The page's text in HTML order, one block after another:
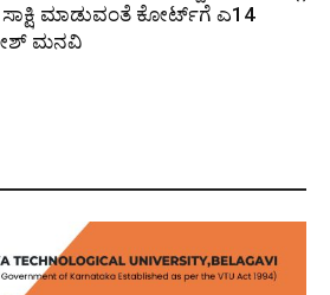
ಮಾಡುವಂತೆ ಕೋರ್ಟ್​​ಗೆ ಎ14
ಮನವಿ